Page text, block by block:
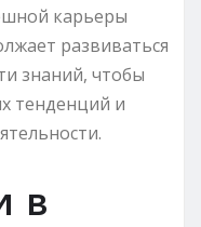
карьеры
развиваться
знаний, чтобы
тенденций и
в